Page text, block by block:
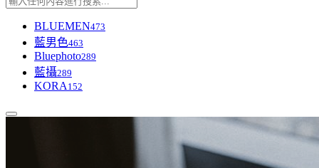
BLUEMEN473
藍男色463
Bluephoto289
藍攝289
KORA 152